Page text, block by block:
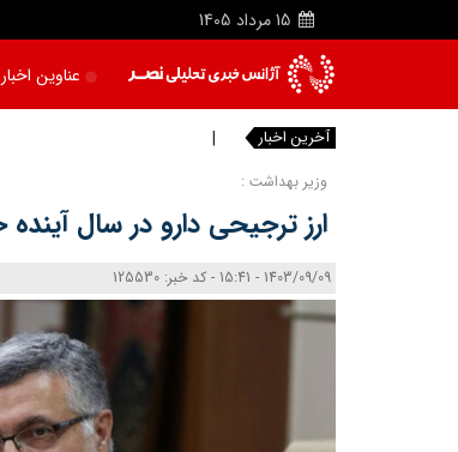
15 مرداد 1405
عناوین اخبار
آخرین اخبار با
وزیر بهداشت :
ارز ترجیحی دارو در سال
1403/09/09 - 15:41 - کد خبر: 125530